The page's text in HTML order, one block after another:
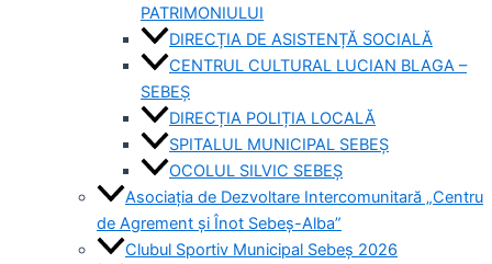
PATRIMONIULUI
DIRECȚIA DE ASISTENȚĂ SOCIALĂ
CENTRUL CULTURAL LUCIAN BLAGA –
SEBEȘ
DIRECȚIA POLIȚIA LOCALĂ
SPITALUL MUNICIPAL SEBEȘ
OCOLUL SILVIC SEBEȘ
Asociația de Dezvoltare Intercomunitară „Centru
de Agrement și Înot Sebeș-Alba”
Clubul Sportiv Municipal Sebeș 2026